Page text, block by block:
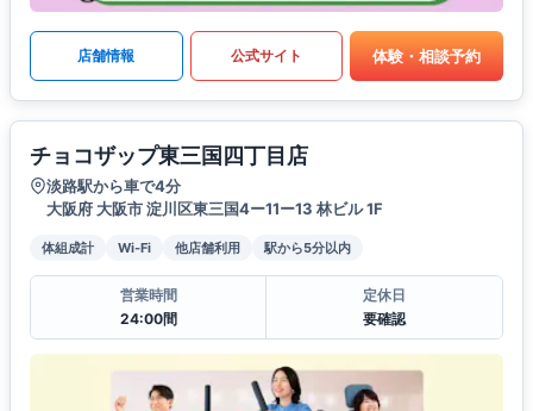
店舗情報 公式サイト 体験・相談予約
チョコザップ東三国四丁目店
淡路駅から車で4分
大阪府 大阪市 淀川区東三国4ー11ー13 林ビル 1F
体組成計 Wi-Fi 他店舗利用 駅から5分以内
営業時間
24:00間
定休日
要確認